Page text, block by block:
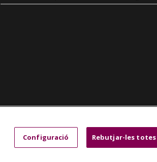
Configuració Rebutjar-les totes